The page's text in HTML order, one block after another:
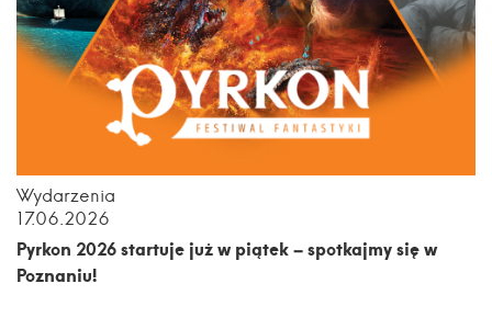
Wydarzenia
17.06.2026
Pyrkon 2026 startuje już w piątek – spotkajmy się w
Poznaniu!